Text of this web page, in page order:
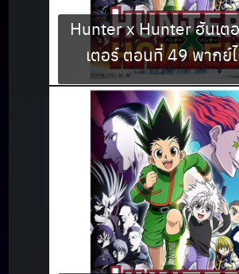
Hunter x Hunter ฮันเต
เตอร์ ตอนที่ 49 พากย์